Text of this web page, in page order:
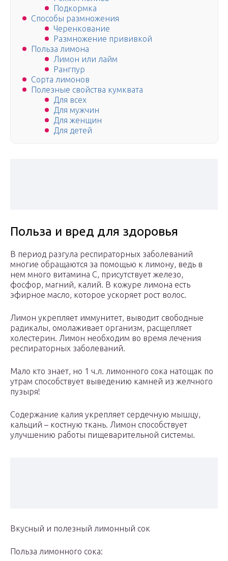
Подкормка
Способы размножения
Черенкование
Размножение прививкой
Польза лимона
Лимон или лайм
Рангпур
Сорта лимонов
Полезные свойства кумквата
Для всех
Для мужчин
Для женщин
Для детей
Польза и вред для здоровья
В период разгула респираторных заболеваний
многие обращаются за помощью к лимону, ведь в
нем много витамина C, присутствует железо,
фосфор, магний, калий. В кожуре лимона есть
эфирное масло, которое ускоряет рост волос.
Лимон укрепляет иммунитет, выводит свободные
радикалы, омолаживает организм, расщепляет
холестерин. Лимон необходим во время лечения
респираторных заболеваний.
Мало кто знает, но 1 ч.л. лимонного сока натощак по
утрам способствует выведению камней из желчного
пузыря!
Содержание калия укрепляет сердечную мышцу,
кальций – костную ткань. Лимон способствует
улучшению работы пищеварительной системы.
Вкусный и полезный лимонный сок
Польза лимонного сока: